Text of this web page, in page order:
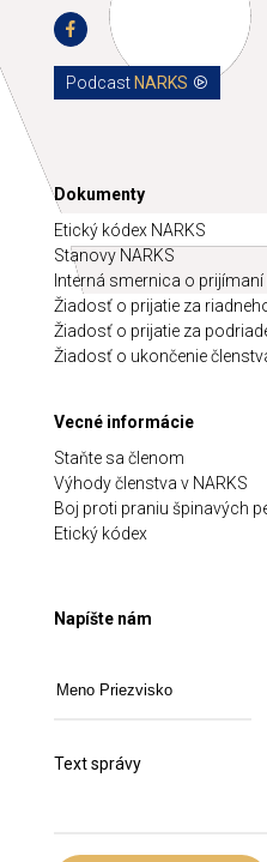
Podcast NARKS
Dokumenty
Etický kódex NARKS
Stanovy NARKS
Interná smernica o
Žiadosť o prijatie za
Žiadosť o prijatie za
Žiadosť o ukončenie
Vecné informácie
Staňte sa členom
Výhody členstva v NARKS
Boj proti praniu špinavých
Etický kódex
Napíšte nám
Text správy